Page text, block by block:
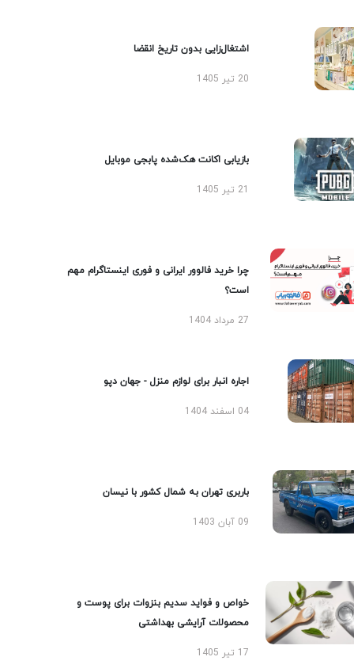
اشتغال‌زایی بدون تاریخ انقضا
20 تیر 1405
بازیابی اکانت هک‌شده پابجی موبایل
چرا خرید فالوور ایرانی و فوری اینستاگرام مهم
است؟
27 مرداد 1404
اجاره انبار برای لوازم منزل - جهان دپو
04 اسفند 1404
باربری تهران به شمال کشور با نیسان
09 آبان 1403
خواص و فواید سدیم بنزوات برای پوست و
محصولات آرایشی بهداشتی
17 تیر 1405